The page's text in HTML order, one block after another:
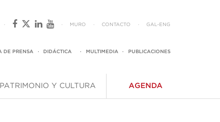
· · MURO · CONTACTO · GAL- ENG
DE PRENSA · DIDÁCTICA · MULTIMEDIA · PUBLICACIONES
PATRIMONIO Y CULTURA AGENDA